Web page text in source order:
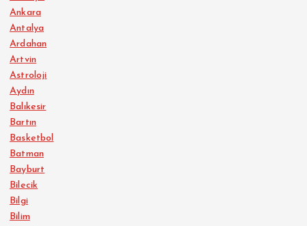
Ankara
Antalya
Ardahan
Artvin
Astroloji
Aydın
Balıkesir
Bartın
Basketbol
Batman
Bayburt
Bilecik
Bilgi
Bilim